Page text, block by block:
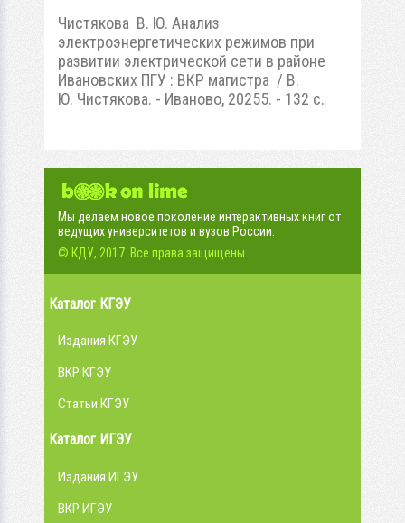
Чистякова В. Ю. Анализ
электроэнергетических режимов при
развитии электрической сети в районе
Ивановских ПГУ : ВКР магистра / В.
Ю. Чистякова. - Иваново, 20255. - 132 с.
Мы делаем новое поколение интерактивных книг от
ведущих университетов и вузов России.
© КДУ, 2017. Все права защищены.
Каталог КГЭУ
Издания КГЭУ
ВКР КГЭУ
Статьи КГЭУ
Каталог ИГЭУ
Издания ИГЭУ
ВКР ИГЭУ